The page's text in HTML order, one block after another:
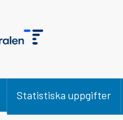
Statistiska uppgifter